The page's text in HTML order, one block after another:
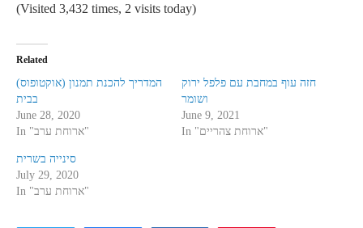
(Visited 3,432 times, 2 visits today)
Related
המדריך להכנת תמנון (אוקטופוס)
בבית
June 28, 2020
In "ארוחת ערב"
חזה עוף במחבת עם פלפל ירוק
ושומר
June 9, 2021
In "ארוחת צהריים"
סינייה בשרית
July 29, 2020
In "ארוחת ערב"